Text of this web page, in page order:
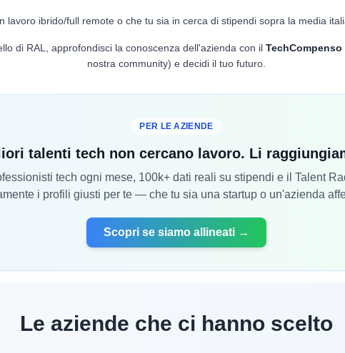
lavoro ibrido/full remote o che tu sia in cerca di stipendi sopra la media
di RAL, approfondisci la conoscenza dell'azienda con il TechCompenso
nostra community) e decidi il tuo futuro.
PER LE AZIENDE
talenti tech non cercano lavoro. Li
tech ogni mese, 100k+ dati reali su stipendi e il Talent
i profili giusti per te — che tu sia una startup o un'azienda
Scopri se siamo allineati →
Le aziende che ci hanno scelto